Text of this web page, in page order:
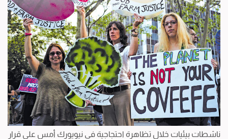
ناشطات بيئيات خلال تظاهرة احتجاجية في نيويورك أمس على قرار